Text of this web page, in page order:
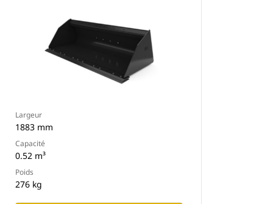
Largeur
1883 mm
Capacité
0.52 m³
Poids
276 kg